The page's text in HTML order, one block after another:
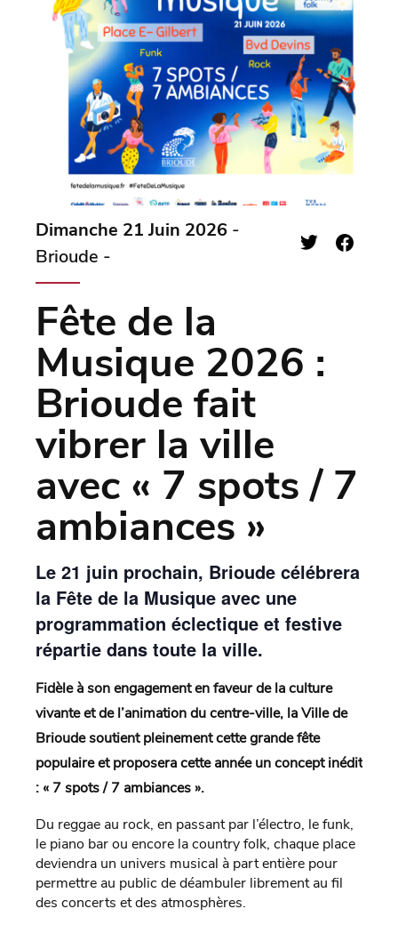
Dimanche 21 Juin 2026 -
Brioude -
Fête de la
Musique 2026 :
Brioude fait
vibrer la ville
avec « 7 spots / 7
ambiances »
Le 21 juin prochain, Brioude célébrera
la Fête de la Musique avec une
programmation éclectique et festive
répartie dans toute la ville.
Fidèle à son engagement en faveur de la culture
vivante et de l’animation du centre-ville, la Ville de
Brioude soutient pleinement cette grande fête
populaire et proposera cette année un concept inédit
: « 7 spots / 7 ambiances ».
Du reggae au rock, en passant par l’électro, le funk,
le piano bar ou encore la country folk, chaque place
deviendra un univers musical à part entière pour
permettre au public de déambuler librement au fil
des concerts et des atmosphères.